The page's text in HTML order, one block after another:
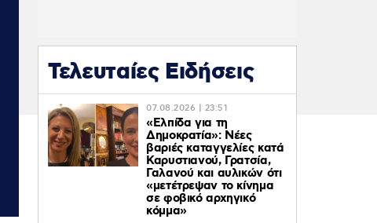
Τελευταίες Ειδήσεις
07.08.2026 | 23:51
«Ελπίδα για τη
Δημοκρατία»: Νέες
βαριές καταγγελίες κατά
Καρυστιανού, Γρατσία,
Γαλανού και αυλικών ότι
«μετέτρεψαν το κίνημα
σε φοβικό αρχηγικό
κόμμα»